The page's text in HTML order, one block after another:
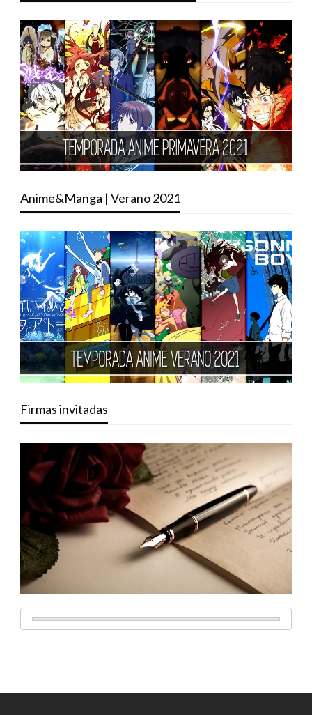
Anime&Manga | Verano 2021
Firmas invitadas